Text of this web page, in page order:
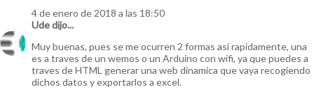
4 de enero de 2018 a las 18:50
Udedijo...
Muy buenas, pues se me ocurren 2 formas asi rapidamente, una
es a traves de un wemos o un Arduino con wifi, ya que puedes a
traves de HTML generar una web dinamica que vaya recogiendo
dichos datos y exportarlos a excel.